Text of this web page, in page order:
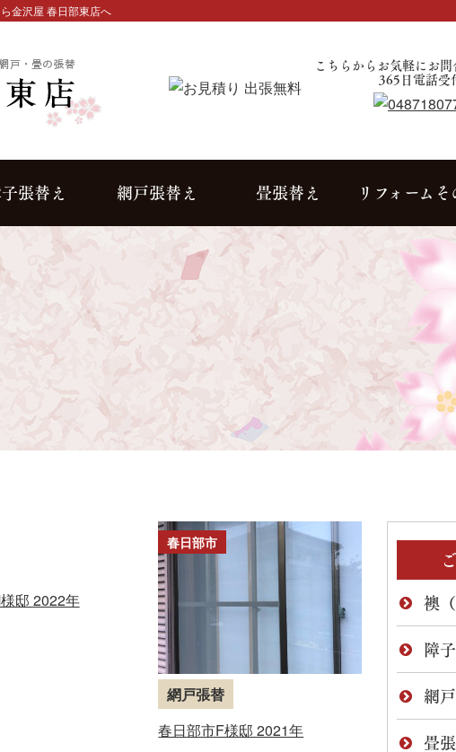
金沢屋 春日部東店へ
こちらからお気軽にお
365日電話受
張替え 網戸張替え 畳張替え リフォーム
邸 2022年
春日部市
網戸張替
春日部市F様邸 2021年
襖
障
網
畳